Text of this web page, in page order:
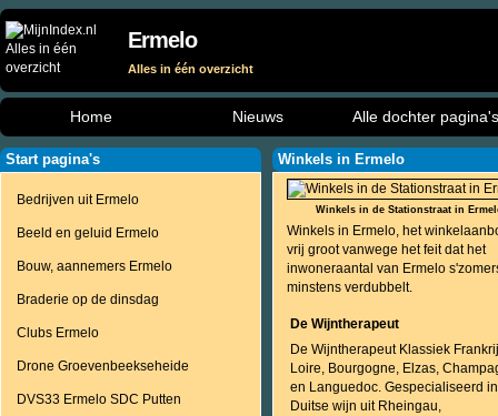
Ermelo
Alles in één overzicht
Home Nieuws Alle dochter pagina's
Start pagina's
Bedrijven uit Ermelo
Beeld en geluid Ermelo
Bouw, aannemers Ermelo
Braderie op de dinsdag
Clubs Ermelo
Drone Groevenbeekseheide
DVS33 Ermelo SDC Putten
Winkels in Ermelo
Winkels in de Stationstraat in
Winkels in Ermelo, het
vrij groot vanwege het feit dat het
inwoneraantal van Ermelo
minstens verdubbelt.
De Wijntherapeut
De Wijntherapeut Klassiek
Loire, Bourgogne, Elzas,
en Languedoc. Gespecialiseerd in
Duitse wijn uit Rheingau,